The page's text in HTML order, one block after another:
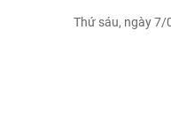
Thứ sáu, ngày 7/